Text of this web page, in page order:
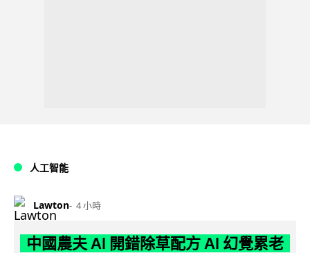
人工智能
Lawton 4 小時
中國農夫 AI 開錯除草配方 AI 幻覺累老